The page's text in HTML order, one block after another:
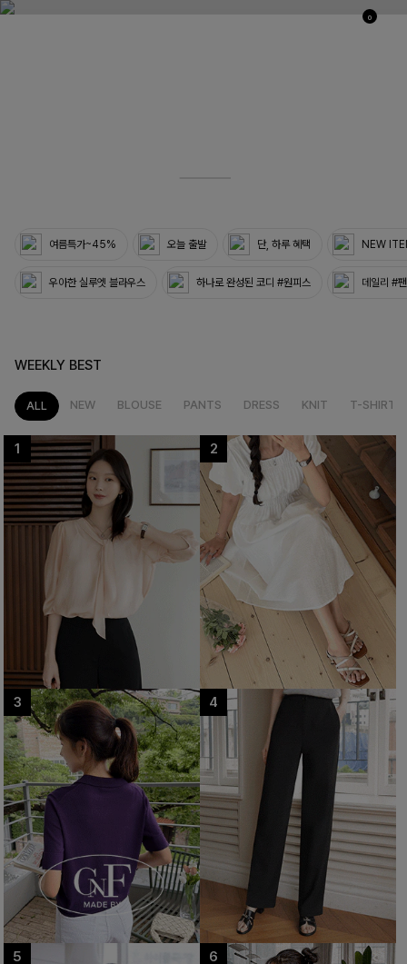
0
여름특가~45% 오늘 출발 단, 하루 혜택 NEW
우아한 실루엣 블라우스 하나로 완성된 코디 #원피스 데일리 #
WEEKLY BEST
ALL NEW BLOUSE PANTS DRESS KNIT T-SHIRT